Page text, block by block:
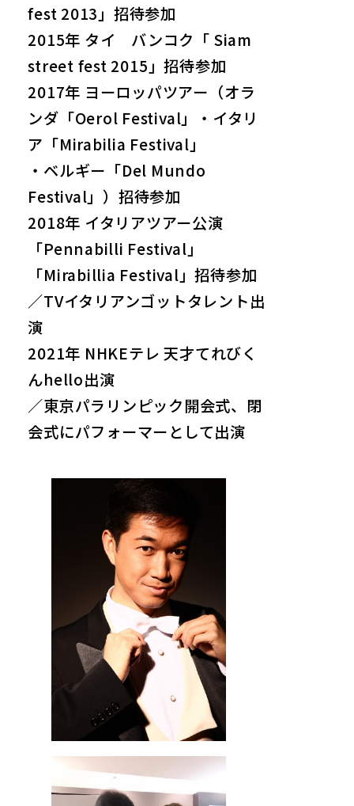
fest 2013」招待参加
2015年 タイ バンコク「 Siam
street fest 2015」招待参加
2017年 ヨーロッパツアー（オラ
ンダ「Oerol Festival」・イタリ
ア「Mirabilia Festival」
・ベルギー「Del Mundo
Festival」）招待参加
2018年 イタリアツアー公演
「Pennabilli Festival」
「Mirabillia Festival」招待参加
／TVイタリアンゴットタレント出
演
2021年 NHKEテレ 天才てれびく
んhello出演
／東京パラリンピック開会式、閉
会式にパフォーマーとして出演